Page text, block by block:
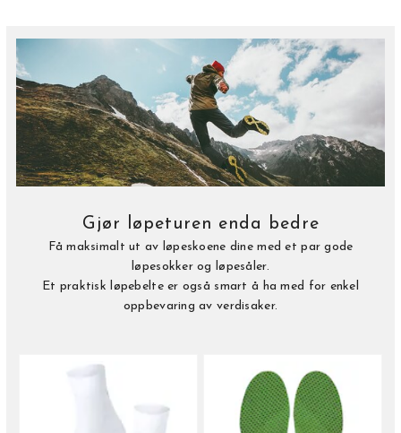
Gjør løpeturen enda bedre
Få maksimalt ut av løpeskoene dine med et par gode
løpesokker og løpesåler.
Et praktisk løpebelte er også smart å ha med for enkel
oppbevaring av verdisaker.